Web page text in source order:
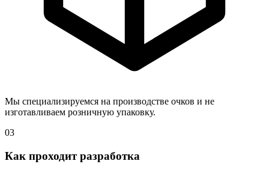
Мы специализируемся на производстве очков и не
изготавливаем розничную упаковку.
03
Как проходит разработка